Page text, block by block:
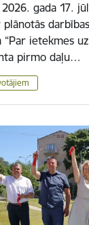
gada 17.
ietekmes
pirmo daļu…